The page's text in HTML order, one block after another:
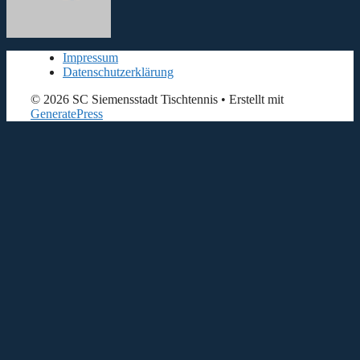
Impressum
Datenschutzerklärung
© 2026 SC Siemensstadt Tischtennis • Erstellt mit
GeneratePress